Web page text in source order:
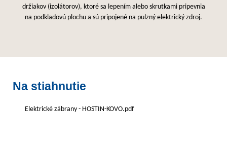
držiakov (izolátorov), ktoré sa lepením alebo skrutkami pripevnia
na podkladovú plochu a sú pripojené na pulzný elektrický zdroj.
Na stiahnutie
Elektrické zábrany - HOSTIN-KOVO.pdf